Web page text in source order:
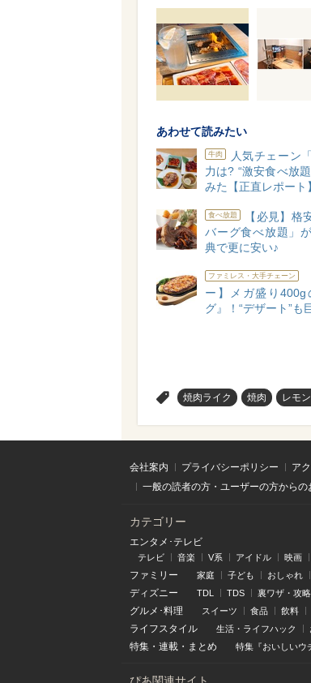
あわせて読みたい
牛肉
人気チェーン
力は? “激安食べ放
みた【正直レポート】
食べ放題
【必見】格
バーグ食べ放題」
典で更に安い♪
ファミレス・大手チェーン
ー】メガ盛り
グ』！“デザート”も
焼肉ライク 焼肉 レモ
会社案内 プライバシーポリシー ア
一般の読者の方・ユーザーの方からの
カテゴリー
エンタメ･テレビ
テレビ 音楽 V系 アイドル 映画
ファミリー 家庭 子ども おしゃれ
ディズニー TDL TDS 裏ワザ・攻略
グルメ･料理 スイーツ 食品 飲料
ライフスタイル 生活・ライフハック
特集 ・ 連載 ・ まとめ 特集『おいしいウ